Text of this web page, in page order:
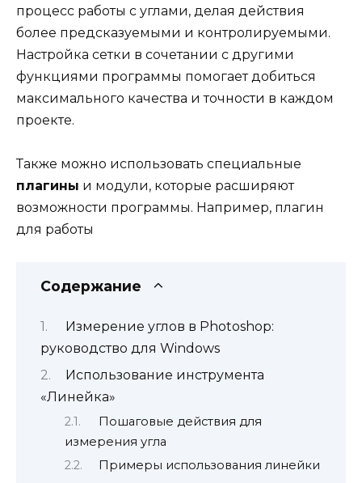
процесс работы с углами, делая действия
более предсказуемыми и контролируемыми.
Настройка сетки в сочетании с другими
функциями программы помогает добиться
максимального качества и точности в каждом
проекте.
Также можно использовать специальные
плагины и модули, которые расширяют
возможности программы. Например, плагин
для работы
Содержание
Измерение углов в Photoshop:
руководство для Windows
Использование инструмента
«Линейка»
Пошаговые действия для
измерения угла
Примеры использования линейки